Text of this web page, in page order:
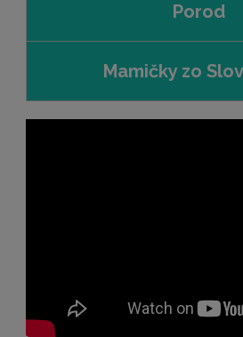
Porod
Mamičky zo